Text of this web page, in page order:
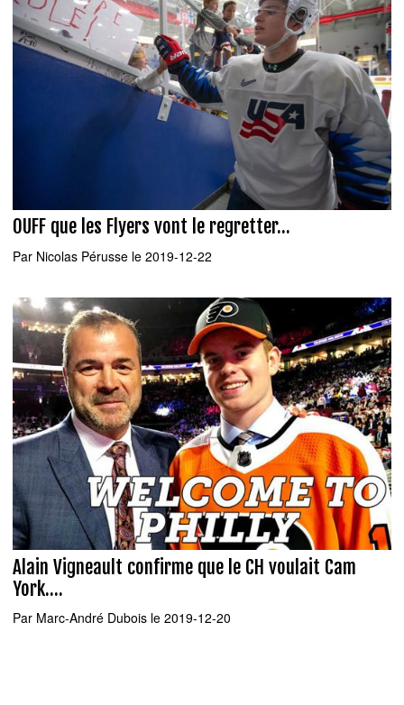
OUFF que les Flyers vont le regretter...
Par Nicolas Pérusse le 2019-12-22
Alain Vigneault confirme que le CH voulait Cam
York....
Par Marc-André Dubois le 2019-12-20